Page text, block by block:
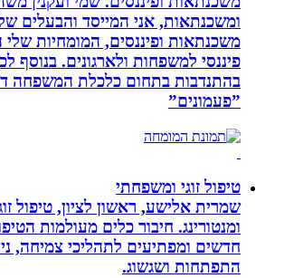
ומשכנתאות, אני המייסד והבעלים של
משכנתאות ופיננסים, המומחיות שלי היא
פיננסי למשפחות ולארגונים. בנוסף לכך
בהתנדבות בתחום כלכלת המשפחה דרך
”פעמונים”
טיפול זוגי ומשפחתי
שמרית אלישע, ראשון לציון, טיפול זוגי
ומנטורינג. חיבור כלים מעולמות הטיפול,
חדשים ומפתיעים לתהליכי צמיחה, ניהול
התפתחות ושגשוג.